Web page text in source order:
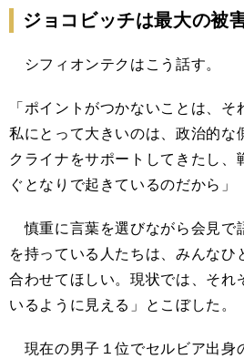
ジョコビッチは最大の被
シフィオンテクはこう話す。
「ポイントがつかないことは、そ
私にとって大きいのは、政治的な
クライナをサポートしてきたし、
ぐとなりで起きているのだから」
慎重に言葉を選びながら会見で
を持っている人たちは、みんなひ
合わせてほしい。現状では、それ
いるように見える」とこぼした。
現在の男子１位でセルビア出身